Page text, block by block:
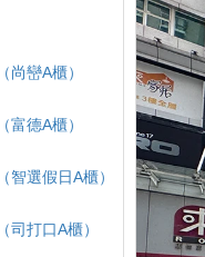
尚巒A櫃）
富德A櫃）
智選假日A櫃）
司打口A櫃）